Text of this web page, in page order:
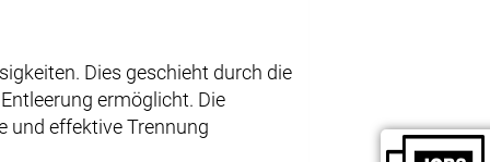
Dies geschieht durch die
ermöglicht. Die
und effektive Trennung